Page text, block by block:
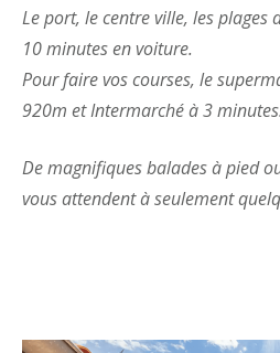
Le port, le centre ville, les plages
10 minutes en voiture.
Pour faire vos courses, le
920m et Intermarché à 3 minutes.
De magnifiques balades à pied
vous attendent à seulement